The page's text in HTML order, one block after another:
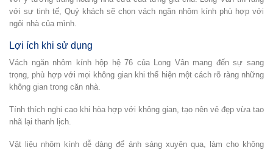
với sự tinh tế, Quý khách sẽ chọn vách ngăn nhôm kính phù hợp với
ngôi nhà của mình.
Lợi ích khi sử dụng
Vách ngăn nhôm kính hộp hệ 76 của Long Vân mang đến sự sang
trọng, phù hợp với mọi không gian khi thể hiện một cách rõ ràng những
không gian trong căn nhà.
Tính thích nghi cao khi hòa hợp với không gian, tạo nên vẻ đẹp vừa tao
nhã lại thanh lịch.
Vật liệu nhôm kính dễ dàng để ánh sáng xuyên qua, làm cho không